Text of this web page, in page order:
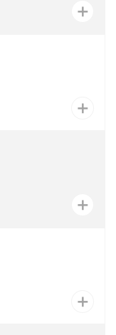
✕
✕
✕
✕